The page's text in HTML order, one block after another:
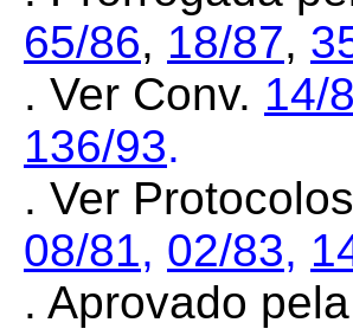
65/86, 18/87,
. Ver Conv. 14/
136/93.
. Ver
08/81, 02/83,
. Aprovado